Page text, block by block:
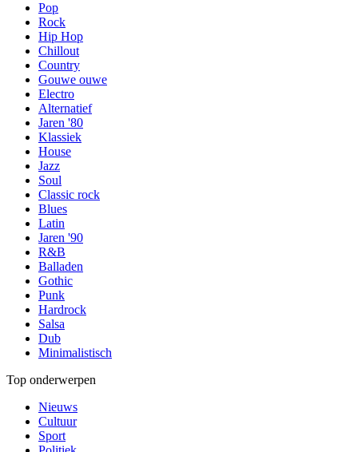
Pop
Rock
Hip Hop
Chillout
Country
Gouwe ouwe
Electro
Alternatief
Jaren '80
Klassiek
House
Jazz
Soul
Classic rock
Blues
Latin
Jaren '90
R&B
Balladen
Gothic
Punk
Hardrock
Salsa
Dub
Minimalistisch
Top onderwerpen
Nieuws
Cultuur
Sport